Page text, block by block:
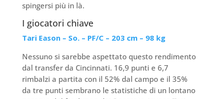
spingersi più in là.
I giocatori chiave
Tari Eason – So. – PF/C – 203 cm – 98 kg
Nessuno si sarebbe aspettato questo rendimento
dal transfer da Cincinnati. 16,9 punti e 6,7
rimbalzi a partita con il 52% dal campo e il 35%
da tre punti sembrano le statistiche di un lontano